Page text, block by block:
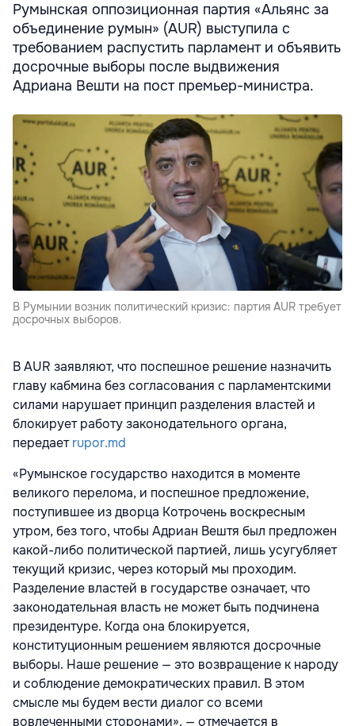
Румынская оппозиционная партия «Альянс за
объединение румын» (AUR) выступила с
требованием распустить парламент и объявить
досрочные выборы после выдвижения
Адриана Вешти на пост премьер-министра.
В Румынии возник политический кризис: партия AUR требует
досрочных выборов.
В AUR заявляют, что поспешное решение назначить
главу кабмина без согласования с парламентскими
силами нарушает принцип разделения властей и
блокирует работу законодательного органа,
передаетrupor.md
«Румынское государство находится в моменте
великого перелома, и поспешное предложение,
поступившее из дворца Котрочень воскресным
утром, без того, чтобы Адриан Вештя был предложен
какой-либо политической партией, лишь усугубляет
текущий кризис, через который мы проходим.
Разделение властей в государстве означает, что
законодательная власть не может быть подчинена
президентуре. Когда она блокируется,
конституционным решением являются досрочные
выборы. Наше решение — это возвращение к народу
и соблюдение демократических правил. В этом
смысле мы будем вести диалог со всеми
вовлеченными сторонами», — отмечается в